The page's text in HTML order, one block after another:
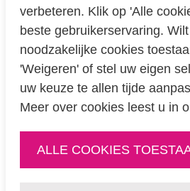
verbeteren. Klik op 'Alle
beste gebruikerservaring.
noodzakelijke cookies
'Weigeren' of stel uw eigen
uw keuze te allen tijde
Meer over cookies leest u in
ALLE COOKIES
Privacy
Cookieverklaring
BREEAM certificering
Educatie
CONTACT